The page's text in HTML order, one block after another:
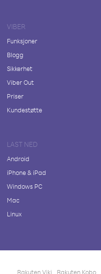
VIBER
Funksjoner
Blogg
Sikkerhet
Viber Out
Priser
Kundestøtte
LAST NED
Android
iPhone & iPad
Windows PC
Mac
Linux
Rakuten Viki Rakuten Kobo